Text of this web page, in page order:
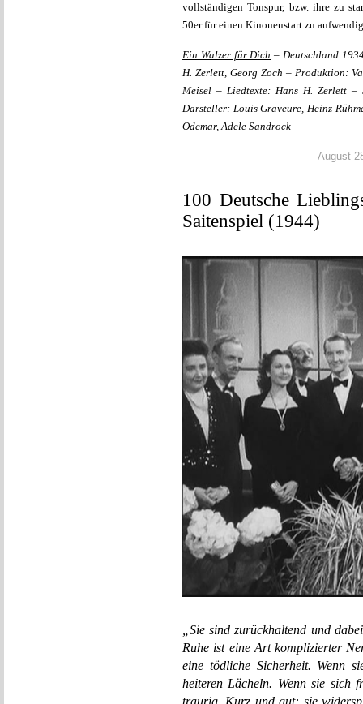
vollständigen Tonspur, bzw. ihre zu
50er für einen Kinoneustart zu
Ein Walzer für Dich – Deutschland
H. Zerlett, Georg Zoch – Produktion:
Meisel – Liedtexte: Hans H. Zerlett
Darsteller: Louis Graveure, Heinz
Odemar, Adele Sandrock
August
100 Deutsche
Saitenspiel (1944)
„Sie sind zurückhaltend und
Ruhe ist eine Art komplizierter
eine tödliche Sicherheit. Wenn
heiteren Lächeln. Wenn sie sich
traurig. Kurz und gut: sie